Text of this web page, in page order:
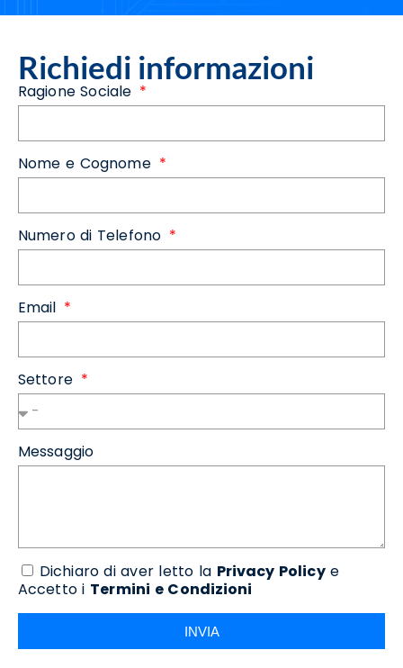
Richiedi informazioni
Ragione Sociale
Nome e Cognome
Numero di Telefono
Email
Settore
Messaggio
Dichiaro di aver letto la Privacy Policye
Accetto i Termini e Condizioni
INVIA